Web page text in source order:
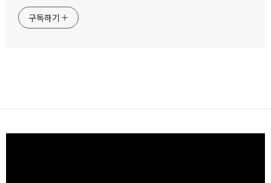
구독하기